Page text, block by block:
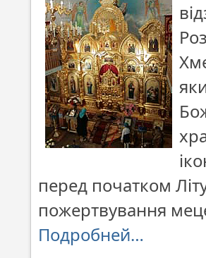
перед початком
пожертвування
Подробней…